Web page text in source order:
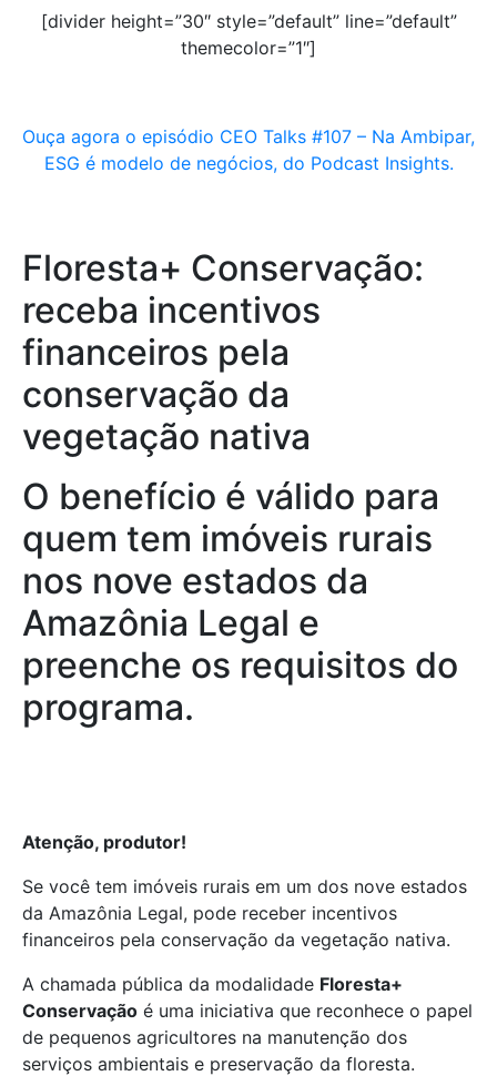
[divider height=”30″ style=”default” line=”default”
themecolor=”1″]
Ouça agora o episódio CEO Talks #107 – Na Ambipar,
ESG é modelo de negócios, do Podcast Insights.
Floresta+ Conservação:
receba incentivos
financeiros pela
conservação da
vegetação nativa
O benefício é válido para
quem tem imóveis rurais
nos nove estados da
Amazônia Legal e
preenche os requisitos do
programa.
Atenção, produtor!
Se você tem imóveis rurais em um dos nove estados
da Amazônia Legal, pode receber incentivos
financeiros pela conservação da vegetação nativa.
A chamada pública da modalidade Floresta+
Conservação é uma iniciativa que reconhece o papel
de pequenos agricultores na manutenção dos
serviços ambientais e preservação da floresta.